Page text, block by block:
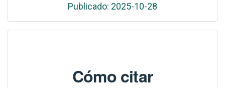
Publicado: 2025-10-28
Cómo citar